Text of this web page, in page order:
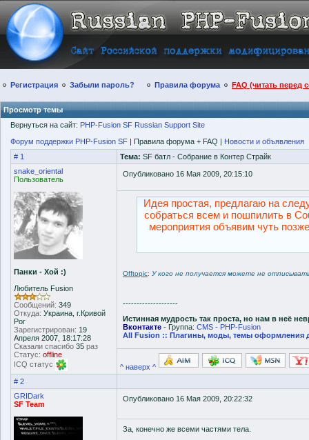
Регистрация Забыли пароль? Правила форума FAQ (читать перед
Просмотр темы
Вернуться на сайт: PHP-Fusion SF Russian Support Site
Форум поддержки PHP-Fusion SF | Правила форума + FAQ | Новости и объявления
# 1
Тема: SF батл - Собрание в Контер Страйк
snake_oriental
Пользователь
Панки - Хой :)
Любитель Fusion
Сообщений: 349
Откуда: Украина, г.Кривой
Рог
Зарегистрирован: 19
Апреля 2007, 18:17:28
Сказали спасибо 35 раз
Статус: offline
ICQ статус
Опубликовано 16 Мая 2009, 20:15:10
Идея простая, предлагаю на
собраться всем и пошпилить в
мероприятия объявим чуть
Offtopic: У кого не получается можете не
--------------------
Истинная мудрость так проста, но нам в неё
Вконтакте - Группа: CMS - PHP-Fusion
All Fusion :: Плагины, моды, темы оформления
^ наверх ^
# 2
GRIDark
SF Team
Опубликовано 16 Мая 2009, 20:22:32
За, конечно же всеми частями тела.